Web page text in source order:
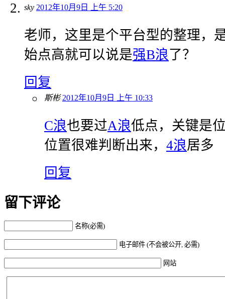
sky 2012年10月9日 上午 5:20
老师，这里是个平台型的整理，
始点高就可以说是强B浪了？
回复
斯彬 2012年10月9日 上午 10:33
C浪也要过A浪低点，关键是
位置很难判断出来， 4浪居多
回复
留下评论
名称(必需)
电子邮件 (不会被公开, 必需)
网站